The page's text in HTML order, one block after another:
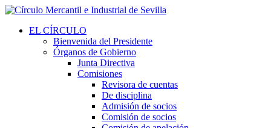
EL CÍRCULO
Bienvenida del Presidente
Órganos de Gobierno
Junta Directiva
Comisiones
Revisora de cuentas
De disciplina
Admisión de socios
Comisión de socios